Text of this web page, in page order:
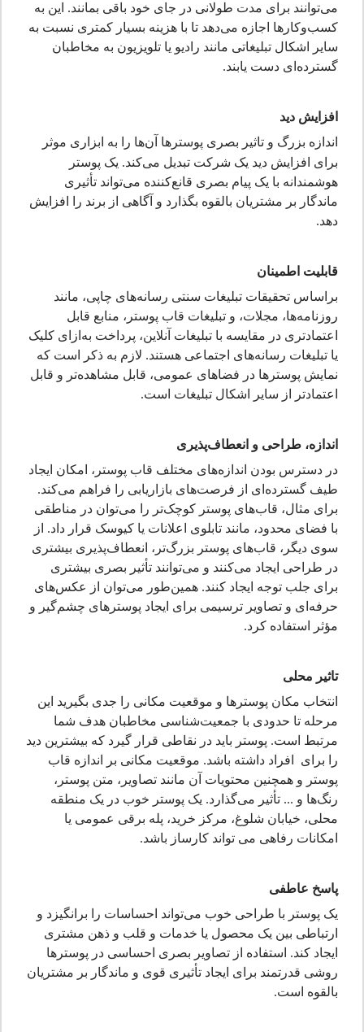
می‌توانند برای مدت طولانی در جای خود باقی بمانند. این به
کسب‌وکارها اجازه می‌دهد تا با هزینه بسیار کمتری نسبت به
سایر اشکال تبلیغاتی مانند رادیو یا تلویزیون به مخاطبان
گسترده‌ای دست یابند.
افزایش دید
اندازه بزرگ و تاثیر بصری پوسترها آنها را به ابزاری موثر
برای افزایش دید یک شرکت تبدیل می‌کند. یک پوستر
هوشمندانه با یک پیام بصری قانع‌کننده می‌تواند تأثیری
ماندگار بر مشتریان بالقوه بگذارد و آگاهی از برند را افزایش
دهد.
قابلیت اطمینان
براساس تحقیقات تبلیغات سنتی رسانه‌های چاپی، مانند
روزنامه‌ها، مجلات، و تبلیغات قاب پوستر، منابع قابل
اعتمادتری در مقایسه با تبلیغات آنلاین، پرداخت به‌ازای کلیک
یا تبلیغات رسانه‌های اجتماعی هستند. لازم به ذکر است که
نمایش پوسترها در فضاهای عمومی، قابل مشاهده‌تر و قابل
اعتمادتر از سایر اشکال تبلیغات است.
اندازه، طراحی و انعطاف‌پذیری
در دسترس بودن اندازه‌های مختلف قاب پوستر، امکان ایجاد
طیف گسترده‌ای از فرصت‌های بازاریابی را فراهم می‌کند.
برای مثال، قاب‌های پوستر کوچک‌تر را می‌توان در مناطقی
با فضای محدود، مانند تابلوی اعلانات یا کیوسک قرار داد. از
سوی دیگر، قاب‌های پوستر بزرگ‌تر، انعطاف‌پذیری بیشتری
در طراحی ایجاد می‌کنند و می‌توانند تأثیر بصری بیشتری
برای جلب توجه ایجاد کنند. همین‌طور می‌توان از عکس‌های
حرفه‌ای و تصاویر ترسیمی برای ایجاد پوسترهای چشم‌گیر و
مؤثر استفاده کرد.
تاثیر محلی
انتخاب مکان پوسترها و موقعیت مکانی را جدی بگیرید این
مرحله تا حدودی با جمعیت‌شناسی مخاطبان هدف شما
مرتبط است. پوستر باید در نقاطی قرار گیرد که بیشترین دید
را برای
افراد داشته باشد. موقعیت مکانی بر اندازه قاب
پوستر و همچنین محتویات آن مانند تصاویر، متن پوستر،
رنگ‌ها و ... تأثیر می‌گذارد. یک پوستر خوب در یک منطقه
محلی، خیابان شلوغ، مرکز خرید، پله برقی عمومی یا
امکانات رفاهی می تواند کارساز باشد.
پاسخ عاطفی
یک پوستر با طراحی خوب می‌تواند احساسات را برانگیزد و
ارتباطی بین یک محصول یا خدمات و قلب و ذهن مشتری
ایجاد کند. استفاده از تصاویر بصری احساسی در پوسترها
روشی قدرتمند برای ایجاد تأثیری قوی و ماندگار بر مشتریان
بالقوه است.